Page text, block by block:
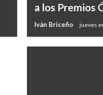
a los Premios
Iván Briceño jueves